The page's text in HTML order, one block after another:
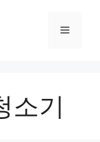
메
소기